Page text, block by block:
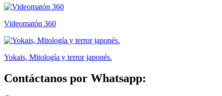
Videomatón 360
Yokais, Mitología y terror japonés.
Contáctanos por Whatsapp: